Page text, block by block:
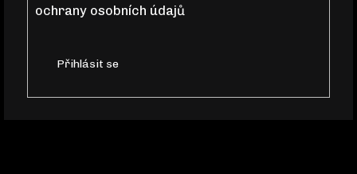
ochrany osobních údajů
Přihlásit se